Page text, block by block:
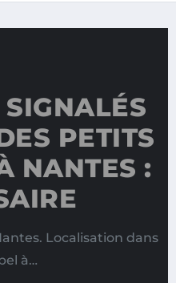
PETITS
NANTES :
Localisation dans
à…